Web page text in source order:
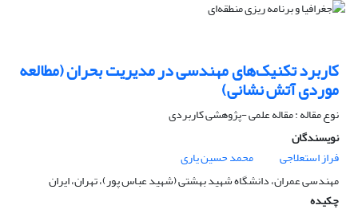
کاربرد تکنیک‌های مهندسی در مدیریت بحران (مطالعه
موردی آتش نشانی)
نوع مقاله : مقاله علمی -پژوهشی کاربردی
نویسندگان
فراز استعلاجی
محمد حسین یاری
مهندسی عمران، دانشگاه شهید بهشتی (شهید عباس پور)، تهران، ایران
چکیده